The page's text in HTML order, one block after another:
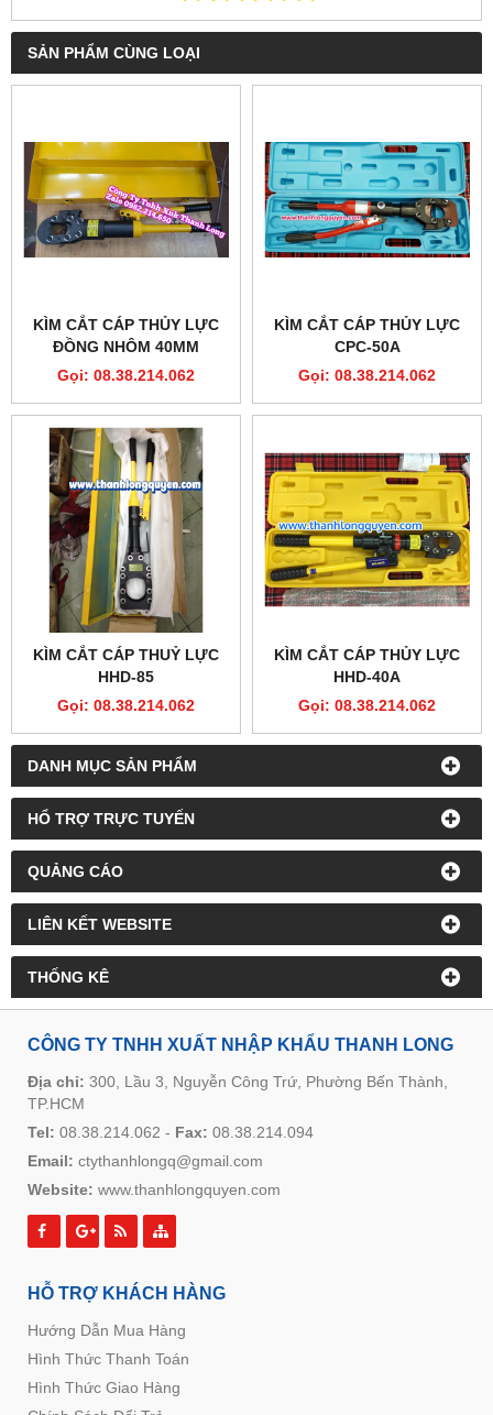
DANH MỤC SẢN PHẨM
HỔ TRỢ TRỰC TUYẾN
QUẢNG CÁO
LIÊN KẾT WEBSITE
THỐNG KÊ
SẢN PHẨM CÙNG LOẠI
KÌM CẮT CÁP THỦY LỰC
ĐỒNG NHÔM 40MM
MODEL HHD-40 TLP
Gọi: 08.38.214.062
KÌM CẮT CÁP THỦY LỰC
CPC-50A
Gọi: 08.38.214.062
KÌM CẮT CÁP THUỶ LỰC
HHD-85
Gọi: 08.38.214.062
KÌM CẮT CÁP THỦY LỰC
HHD-40A
Gọi: 08.38.214.062
CÔNG TY TNHH XUẤT NHẬP KHẨU THANH LONG
Địa chỉ: 300, Lầu 3, Nguyễn Công Trứ, Phường Bến Thành,
TP.HCM
Tel: 08.38.214.062 - Fax: 08.38.214.094
Email: ctythanhlongq@gmail.com
Website: www.thanhlongquyen.com
HỖ TRỢ KHÁCH HÀNG
Hướng Dẫn Mua Hàng
Hình Thức Thanh Toán
Hình Thức Giao Hàng